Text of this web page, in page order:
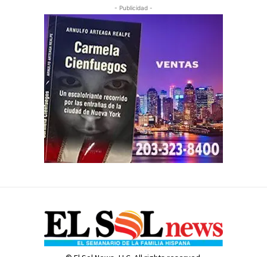
- Publicidad -